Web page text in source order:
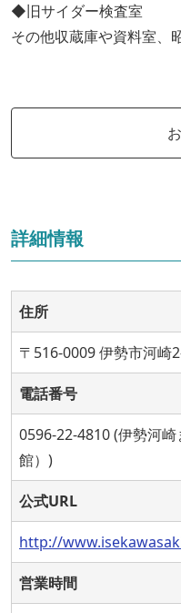
◆旧サイダー検査室
その他収蔵庫や資料室、
詳細情報
住所
〒516-0009 伊勢市河崎
電話番号
0596-22-4810 (伊勢河
館）)
公式URL
http://
営業時間